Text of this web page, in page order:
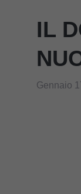
IL
Gennaio